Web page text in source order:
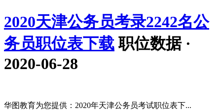
2020天津公务员考录2242名公
务员职位表下载 职位数据 ·
2020-06-28
华图教育为您提供：2020年天津公务员考试职位表下...